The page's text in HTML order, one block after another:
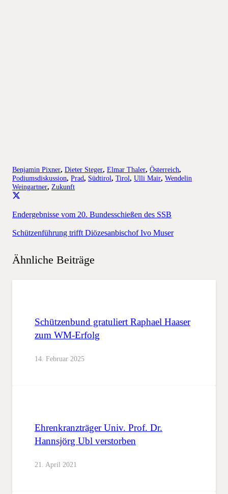
Benjamin Pixner, Dieter Steger, Elmar Thaler, Österreich,
Podiumsdiskussion, Prad, Südtirol, Tirol, Ulli Mair, Wendelin
Weingartner, Zukunft
Endergebnisse vom 20. Bundesschießen des SSB
Schützenführung trifft Diözesanbischof Ivo Muser
Ähnliche Beiträge
Schützenbund gratuliert Raphael Haaser
zum WM-Erfolg
14. Februar 2025
Ehrenkranzträger Univ. Prof. Dr.
Hannsjörg Ubl verstorben
21. April 2021